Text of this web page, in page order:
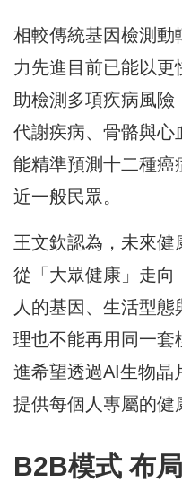
相較傳統基因檢測動
力先進目前已能以更
助檢測多項疾病風險
代謝疾病、骨骼與心
能精準預測十二種癌
近一般民眾。
王文欽認為，未來健
從「大眾健康」走向
人的基因、生活型
理也不能再用同一套
進希望透過AI生物晶
提供每個人專屬的健
B2B模式 布